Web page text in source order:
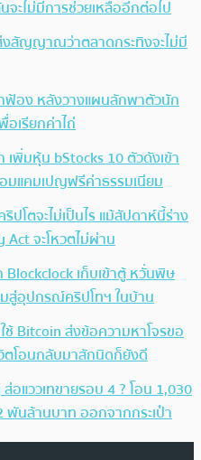
ะไม่มีการช่วยเหลืออีกต่อไป
สัญญาณว่าตลาดกระทิงจะไม่มี
ฟ้อง หลังวางแผนลักพาตัวนัก
อเรียกค่าไถ่
เพิ่มหุ้น bStocks 10 ตัวดังเข้า
แคมเปญฟรีค่าธรรมเนียม
ปโตจะไม่เป็นไร แม้สัปดาห์นี้ร่าง
จะโหวตไม่ผ่าน
Blockclock เก็บเข้าตู้ หวั่นพิษ
สู่อุปกรณ์คริปโทฯ ในบ้าน
ช้ Bitcoin ส่งข้อความหาโจรขอ
โอนกลับมาสักนิดก็ยังดี
อแววเทขายรอบ 4 ? โอน 1,030
พันล้านบาท ออกจากกระเป๋า